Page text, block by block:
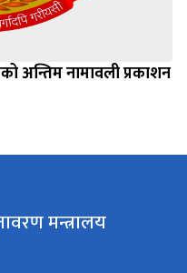
अन्तिम नामावली प्रकाशन
मन्त्रालय